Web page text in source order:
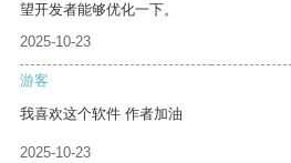
望开发者能够优化一下。
2025-10-23
游客
我喜欢这个软件 作者加油
2025-10-23